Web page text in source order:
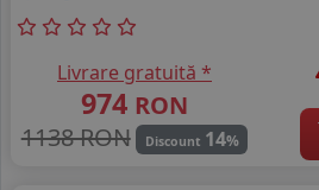
Livrare gratuită *
974 RON
1138 RON
Discount 14%